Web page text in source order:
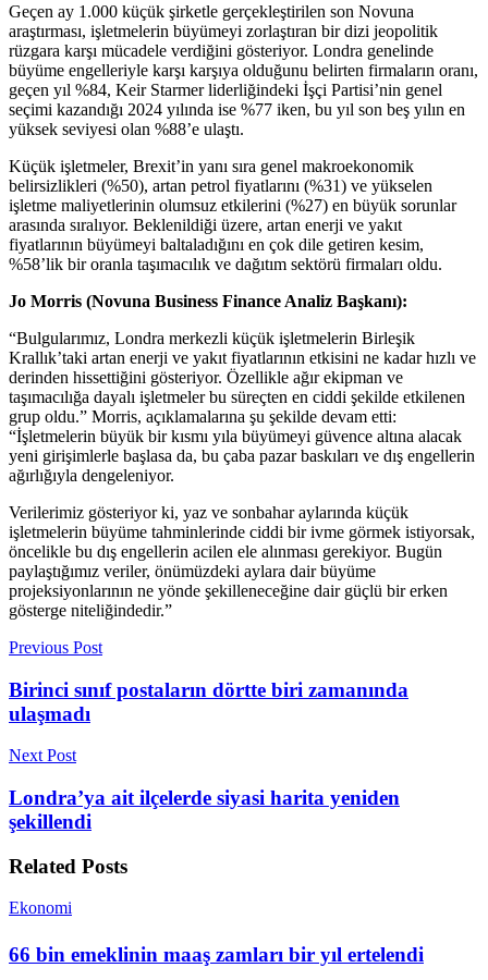
Geçen ay 1.000 küçük şirketle gerçekleştirilen son Novuna
araştırması, işletmelerin büyümeyi zorlaştıran bir dizi jeopolitik
rüzgara karşı mücadele verdiğini gösteriyor. Londra genelinde
büyüme engelleriyle karşı karşıya olduğunu belirten firmaların oranı,
geçen yıl %84, Keir Starmer liderliğindeki İşçi Partisi’nin genel
seçimi kazandığı 2024 yılında ise %77 iken, bu yıl son beş yılın en
yüksek seviyesi olan %88’e ulaştı.
Küçük işletmeler, Brexit’in yanı sıra genel makroekonomik
belirsizlikleri (%50), artan petrol fiyatlarını (%31) ve yükselen
işletme maliyetlerinin olumsuz etkilerini (%27) en büyük sorunlar
arasında sıralıyor. Beklenildiği üzere, artan enerji ve yakıt
fiyatlarının büyümeyi baltaladığını en çok dile getiren kesim,
%58’lik bir oranla taşımacılık ve dağıtım sektörü firmaları oldu.
Jo Morris (Novuna Business Finance Analiz Başkanı):
“Bulgularımız, Londra merkezli küçük işletmelerin Birleşik
Krallık’taki artan enerji ve yakıt fiyatlarının etkisini ne kadar hızlı ve
derinden hissettiğini gösteriyor. Özellikle ağır ekipman ve
taşımacılığa dayalı işletmeler bu süreçten en ciddi şekilde etkilenen
grup oldu.” Morris, açıklamalarına şu şekilde devam etti:
“İşletmelerin büyük bir kısmı yıla büyümeyi güvence altına alacak
yeni girişimlerle başlasa da, bu çaba pazar baskıları ve dış engellerin
ağırlığıyla dengeleniyor.
Verilerimiz gösteriyor ki, yaz ve sonbahar aylarında küçük
işletmelerin büyüme tahminlerinde ciddi bir ivme görmek istiyorsak,
öncelikle bu dış engellerin acilen ele alınması gerekiyor. Bugün
paylaştığımız veriler, önümüzdeki aylara dair büyüme
projeksiyonlarının ne yönde şekilleneceğine dair güçlü bir erken
gösterge niteliğindedir.”
Previous Post
Birinci sınıf postaların dörtte biri zamanında
ulaşmadı
Next Post
Londra’ya ait ilçelerde siyasi harita yeniden
şekillendi
Related Posts
Ekonomi
66 bin emeklinin maaş zamları bir yıl ertelendi